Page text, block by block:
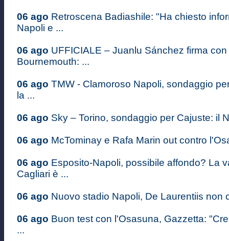
06 ago Retroscena Badiashile: "Ha chiesto
Napoli e ...
06 ago UFFICIALE – Juanlu Sánchez firma con
Bournemouth: ...
06 ago TMW - Clamoroso Napoli, sondaggio
la ...
06 ago Sky – Torino, sondaggio per Cajuste: il
06 ago McTominay e Rafa Marin out contro
06 ago Esposito-Napoli, possibile affondo? La
Cagliari è ...
06 ago Nuovo stadio Napoli, De Laurentiis non
06 ago Buon test con l'Osasuna, Gazzetta:
...